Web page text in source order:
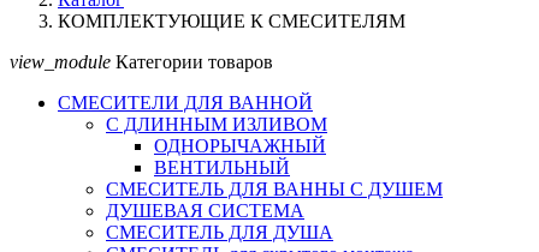
КОМПЛЕКТУЮЩИЕ К СМЕСИТЕЛЯМ
view_module Категории товаров
СМЕСИТЕЛИ ДЛЯ ВАННОЙ
С ДЛИННЫМ ИЗЛИВОМ
ОДНОРЫЧАЖНЫЙ
ВЕНТИЛЬНЫЙ
СМЕСИТЕЛЬ ДЛЯ ВАННЫ С ДУШЕМ
ДУШЕВАЯ СИСТЕМА
СМЕСИТЕЛЬ ДЛЯ ДУША